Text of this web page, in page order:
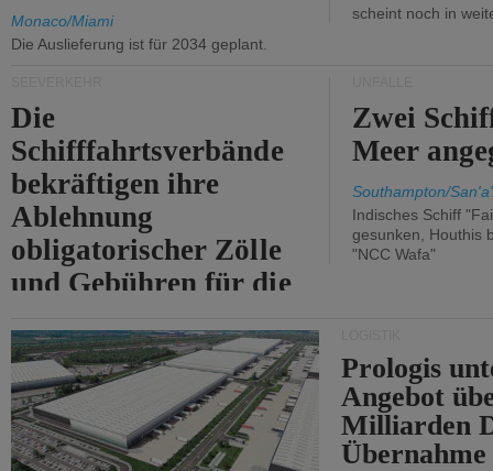
Monaco/Miami
Die Auslieferung ist für 2034 geplant.
scheint noch in
Die
Schifffahrtsverbände
bekräftigen ihre
Ablehnung
obligatorischer Zölle
und Gebühren für die
von Hormuz.
Zwei
Meer
Southampton/
Indisches Schiff
gesunken, Houthis
"NCC Wafa"
Prologis
Angebot
Milliarden
Übernahme